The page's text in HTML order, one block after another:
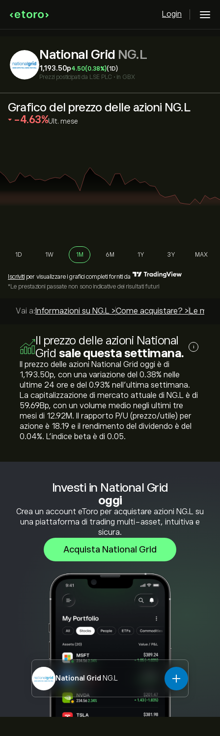
Login
National Grid NG.L
1,193.50‎p‎4.50(0.38%)(1D)
Prezzi posticipati da LSE PLC • in GBX
Investi in National Grid
oggi
Crea un account eToro per acquistare azioni NG.L su
una piattaforma di trading multi-asset, intuitiva e
sicura.
Acquista National Grid
National Grid NG.L
Grafico del prezzo delle azioni NG.L
‎-4.63‎ Ult. mese
1D 1W 1M 6M 1Y 3Y MAX
Iscriviti per visualizzare i grafici completi forniti da
*Le prestazioni passate non sono indicative dei risultati futuri
Vai a: Informazioni su NG.L >Come acquistare? > Le
Il prezzo delle azioni National
Grid sale questa settimana. i
Il prezzo delle azioni National Grid oggi è di
1,193.50‎p‎, con una variazione del ‎0.38‎% nelle
ultime 24 ore e del ‎0.93‎% nell'ultima settimana.
La capitalizzazione di mercato attuale di NG.L è di
59.69B‎p‎, con un volume medio negli ultimi tre
mesi di 12.92M. Il rapporto P/U (prezzo/utile) per
azione è 18.19 e il rendimento del dividendo è del
0.04%. L'indice beta è di 0.05.